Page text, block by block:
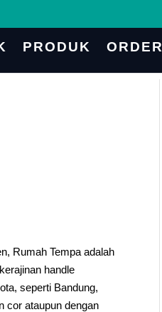
PRODUK ORDER
Rumah Tempa adalah
handle
seperti Bandung,
cor ataupun dengan